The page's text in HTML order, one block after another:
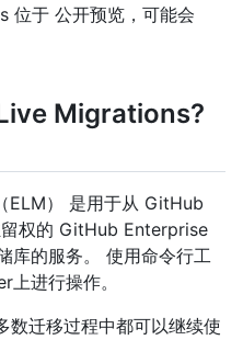
于 公开预览，可能会
Migrations?
） 是用于从 GitHub
权的 GitHub Enterprise
库的服务。 使用命令行工
进行操作。
数迁移过程中都可以继续使